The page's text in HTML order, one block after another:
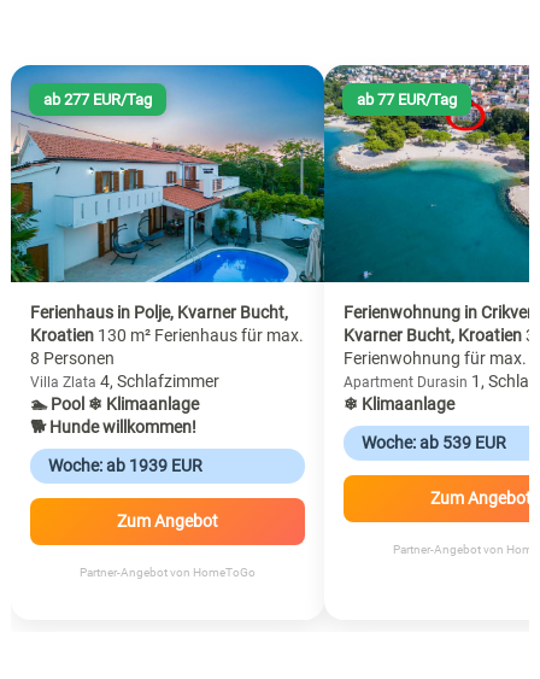
ab 277 EUR/Tag
Ferienhaus in Polje, Kvarner Bucht,
Kroatien 130 m² Ferienhaus für max.
8 Personen
Villa Zlata 4, Schlafzimmer
🏊 Pool ❄ Klimaanlage
🐕 Hunde willkommen!
Woche: ab 1939 EUR
Zum Angebot
Partner-Angebot von HomeToGo
ab 77 EUR/Tag
Ferienwohnung in
Kvarner Bucht, Kroatien
Ferienwohnung für max.
Apartment Durasin 1,
❄ Klimaanlage
Woche: ab 539 EUR
Zum Angebot
Partner-Angebot von